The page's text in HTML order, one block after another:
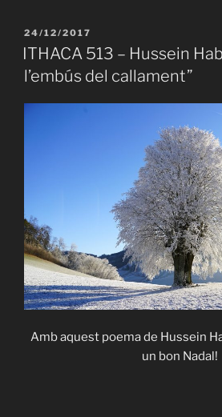
Schütt
de
PUBLICAT
A
24/12/2017
ITHACA 513 – Hussein
l’embús del callament”
Amb aquest poema de Hussein
un bon Nadal!